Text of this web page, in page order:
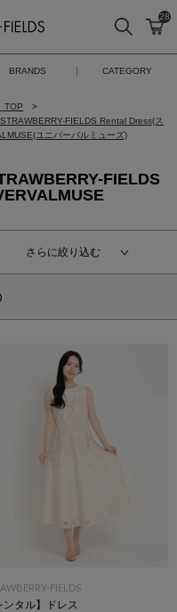
STRAWBERRY-FIELDS
検索 カ
28
BRANDS CATEGORY
TOP
STRAWBERRY-FIELDS Rental Dress(ス
ユニバーバルミューズ)
FIELDS
さらに絞り込む
FIELDS
ンタル】ドレス